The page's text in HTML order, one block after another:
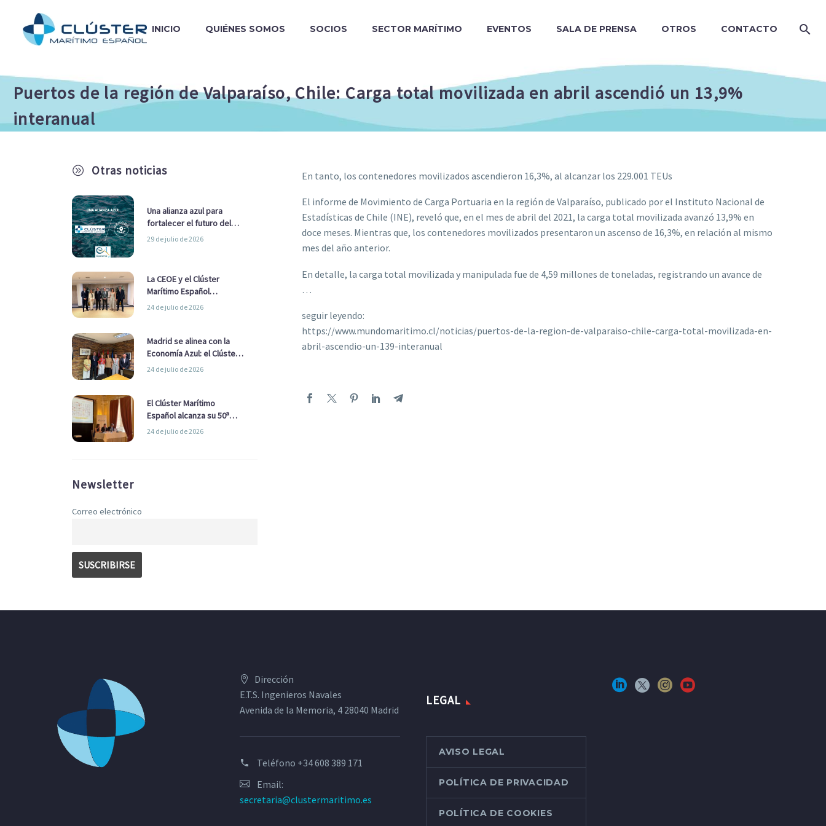
INICIO QUIÉNES SOMOS SOCIOS SECTOR MARÍTIMO EVENTOS SALA DE PRENSA OTROS CONTACTO
Puertos de la región de Valparaíso, Chile: Carga total movilizada en abril ascendió un 13,9%
interanual
A Otras noticias
Una alianza azul para
fortalecer el futuro del
sector marítimo
29 de julio de 2026
La CEOE y el Clúster
Marítimo Español
refuerzan su alianza para
24 de julio de 2026
Madrid se alinea con la
Economía Azul: el Clúster
Marítimo Español y la Real
Ayuntamiento
24 de julio de 2026
El Clúster Marítimo
Español alcanza su 50ª
Asamblea reafirmando su
24 de julio de 2026
Newsletter
Correo electrónico
En tanto, los contenedores movilizados ascendieron 16,3%, al alcanzar los 229.001 TEUs
El informe de Movimiento de Carga Portuaria en la región de Valparaíso, publicado por el Instituto Nacional de
Estadísticas de Chile (INE), reveló que, en el mes de abril del 2021, la carga total movilizada avanzó 13,9% en
doce meses. Mientras que, los contenedores movilizados presentaron un ascenso de 16,3%, en relación al mismo
mes del año anterior.
En detalle, la carga total movilizada y manipulada fue de 4,59 millones de toneladas, registrando un avance de
…
seguir leyendo:
https://www.mundomaritimo.cl/noticias/puertos-de-la-region-de-valparaiso-chile-carga-total-movilizada-en-
abril-ascendio-un-139-interanual
Dirección
E.T.S. Ingenieros Navales
Avenida de la Memoria, 4 28040 Madrid
Teléfono +34 608 389 171
Email:
secretaria@clustermaritimo.es
LEGAL
AVISO LEGAL
POLÍTICA DE PRIVACIDAD
POLÍTICA DE COOKIES